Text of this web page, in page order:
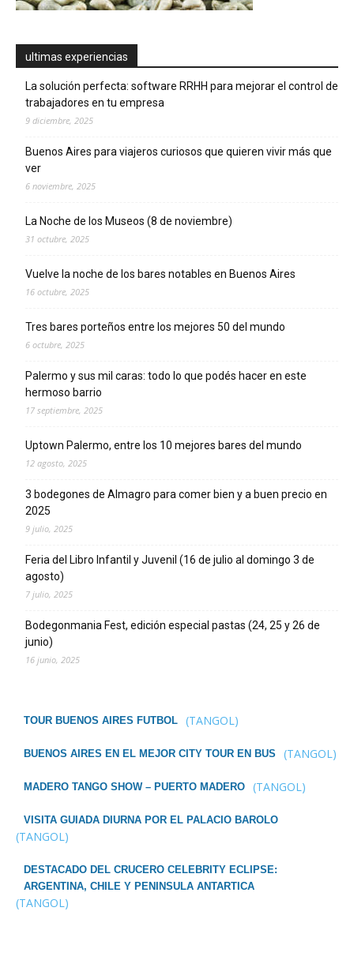
ultimas experiencias
La solución perfecta: software RRHH para mejorar el control de
trabajadores en tu empresa
9 diciembre, 2025
Buenos Aires para viajeros curiosos que quieren vivir más que
ver
6 noviembre, 2025
La Noche de los Museos (8 de noviembre)
31 octubre, 2025
Vuelve la noche de los bares notables en Buenos Aires
16 octubre, 2025
Tres bares porteños entre los mejores 50 del mundo
6 octubre, 2025
Palermo y sus mil caras: todo lo que podés hacer en este
hermoso barrio
17 septiembre, 2025
Uptown Palermo, entre los 10 mejores bares del mundo
12 agosto, 2025
3 bodegones de Almagro para comer bien y a buen precio en
2025
9 julio, 2025
Feria del Libro Infantil y Juvenil (16 de julio al domingo 3 de
agosto)
7 julio, 2025
Bodegonmania Fest, edición especial pastas (24, 25 y 26 de
junio)
16 junio, 2025
TOUR BUENOS AIRES FUTBOL (TANGOL)
BUENOS AIRES EN EL MEJOR CITY TOUR EN BUS (TANGOL)
MADERO TANGO SHOW – PUERTO MADERO (TANGOL)
VISITA GUIADA DIURNA POR EL PALACIO BAROLO
(TANGOL)
DESTACADO DEL CRUCERO CELEBRITY ECLIPSE:
ARGENTINA, CHILE Y PENINSULA ANTARTICA
(TANGOL)